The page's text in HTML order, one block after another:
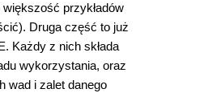
przykładów
Druga część to już
Każdy z nich składa
wykorzystania, oraz
wad i zalet danego